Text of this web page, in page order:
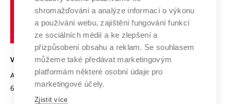
Výzkumné infrastruktury
Transfer znalostí
Open Science
Projekty
Projekty ze strukturálních fondů
Specifický výzkum
Služby univerzity
Mezinárodní dohody
Univerzitní sítě
Udržitelná univerzita
Podnikavá univerzita / ContriBUTe
Bezpečná univerzita
Vyznamenání
Organizační struktura
učení
technické
VYSOKÉ UČENÍ TECHNICKÉ V BRNĚ
Antonínská 548/1
602 00 Brno
www.vut.cz
vut@vutbr.cz
shromažďování a analýze informací o výkonu
a používání webu, zajištění fungování funkcí
ze sociálních médií a ke zlepšení a
přizpůsobení obsahu a reklam. Se souhlasem
můžeme také předávat marketingovým
platformám některé osobní údaje pro
marketingové účely.
Zjistit více